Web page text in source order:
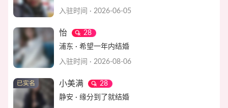
入驻时间 · 2026-06-05
怡
28
浦东 · 希望一年内结婚
入驻时间 · 2026-08-06
小美满
28
静安 · 缘分到了就结婚